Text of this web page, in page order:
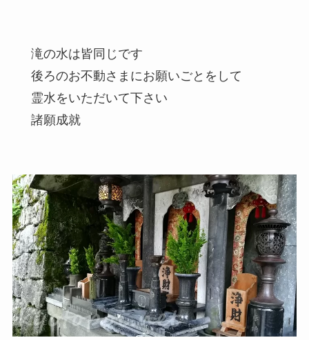
滝の水は皆同じです
後ろのお不動さまにお願いごとをして
霊水をいただいて下さい
諸願成就